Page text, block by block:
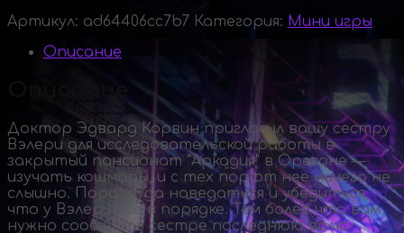
Артикул: ad64406cc7b7 Категория: Мини игры
Описание
Доктор Эдвард Корвин пригласил вашу сестру
Вэлери для исследовательской работы в
закрытый пансионат "Аркадия" в Орегоне —
изучать кошмары, и с тех пор от нее ничего не
слышно. Пора туда наведаться и убедиться,
что у Вэлери все в порядке. Тем более что вам
нужно сообщить сестре последнюю волю